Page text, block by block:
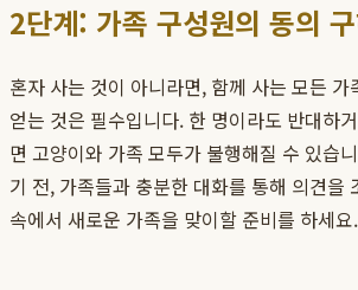
2단계: 가족 구성원의 동의
혼자 사는 것이 아니라면, 함께 사는 모든 가
얻는 것은 필수입니다. 한 명이라도 반대하
면 고양이와 가족 모두가 불행해질 수 있습
기 전, 가족들과 충분한 대화를 통해 의견을
속에서 새로운 가족을 맞이할 준비를 하세요.